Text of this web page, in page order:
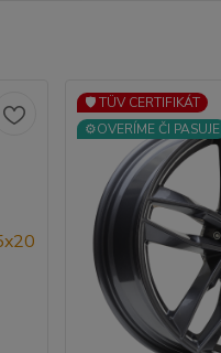
🛡️ TÜV CERTIFIKÁT
⚙️OVERÍME ČI PASUJE